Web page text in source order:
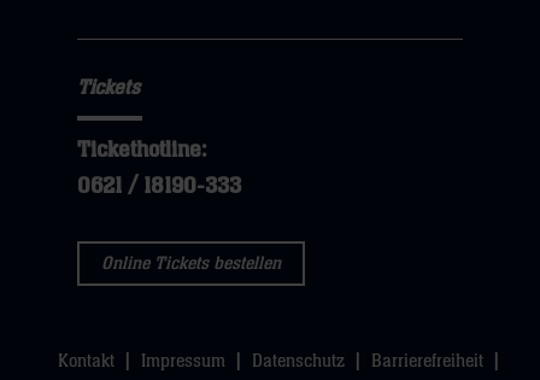
Tickets
Tickethotline:
0621 / 18190-333
Online Tickets bestellen
Kontakt Impressum Datenschutz
Barrierefreiheit